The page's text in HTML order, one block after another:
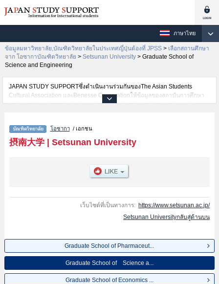
ภาษาไทย
ข้อมูลมหาวิทยาลัย,บัณฑิตวิทยาลัยในประเทศญี่ปุ่นต้องที่ JPSS > เลือกสถานศึกษา
จาก โอซากาบัณฑิตวิทยาลัย > Setsunan University > Graduate School of
Science and Engineering
JAPAN STUDY SUPPORTซึ่งดำเนินงานร่วมกันของThe Asian Students
Cultural Association และBenesse Corporationให้ข้อมูลของสถาบันการศึกษา
ระดับมหาวิทยาลัย・บัณฑิตวิทยาลัย・วิทยาลัยระดับอนุปริญญา・วิทยาลัย
ชาติเช่นGraduate School of Pharmaceutical SciencesหรือGraduate School
of Science and EngineeringหรือGraduate School of Economics and
Business AdministrationหรือGraduate School of LawหรือGraduate School of
NursingหรือGraduate School of Agriculture เป็นต้น,ข้อมูลของแต่ละสาขา
วิจัย,ข้อมูลการสอบคัดเลือกเข้าศึกษาเช่นจำนวนคนที่รับสมัครหรือจำนวนคนที่
โอซากา/ เอกชน
摂南大学| Setsunan University
เว็บไซต์ที่เป็นทางการ: https://www.setsunan.ac.jp/
Setsunan Universityกลับสู่ด้านบน
Graduate School of Pharmaceut...
Graduate School of Science a...
Graduate School of Economics ...